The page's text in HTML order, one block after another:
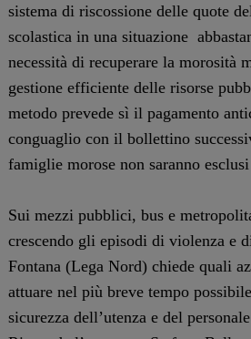
sistema di riscossione delle quote
scolastica in una situazione
necessità di recuperare la morosità
gestione efficiente delle risorse
metodo prevede sì il pagamento
conguaglio con il bollettino
famiglie morose non saranno
Sui mezzi pubblici, bus e
crescendo gli episodi di violenza e
Fontana (Lega Nord) chiede quali
attuare nel più breve tempo
sicurezza dell’utenza e del